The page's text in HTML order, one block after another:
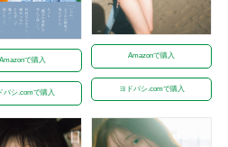
Amazonで購入
バシ.comで購入
Amazonで購入
ヨドバシ.comで購入